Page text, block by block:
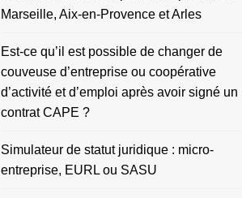
Marseille, Aix-en-Provence et Arles
Est-ce qu’il est possible de changer de
couveuse d’entreprise ou coopérative
d’activité et d’emploi après avoir signé un
contrat CAPE ?
Simulateur de statut juridique : micro-
entreprise, EURL ou SASU